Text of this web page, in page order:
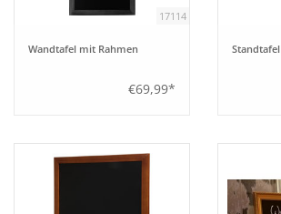
17114
Wandtafel mit Rahmen
€69,99*
Standtafel